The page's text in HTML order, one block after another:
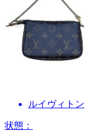
ルイヴィトン
状態：